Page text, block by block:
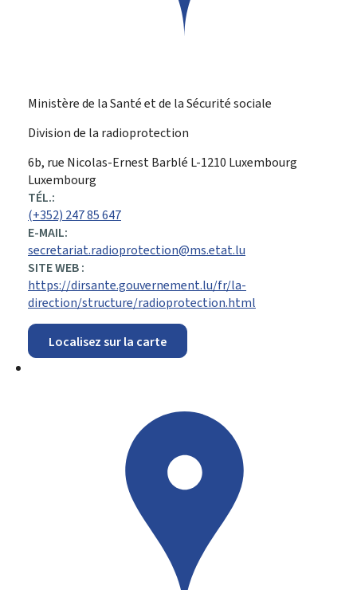
Ministère de la Santé et de la Sécurité sociale
Division de la radioprotection
ADRESSE
:
6b, rue Nicolas-Ernest Barblé L-1210 Luxembourg
Luxembourg
TÉL.:
(+352) 247 85 647
E-MAIL:
secretariat.radioprotection@ms.etat.lu
SITE WEB :
https://dirsante.gouvernement.lu/fr/la-
direction/structure/radioprotection.html
Localisez sur la carte